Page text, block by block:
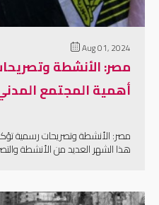
Aug 01, 2024
مصر: الأنشطة
أهمية المجتمع
مصر: الأنشطة وتصريحات رسمية
هذا الشهر العديد من الأنشطة